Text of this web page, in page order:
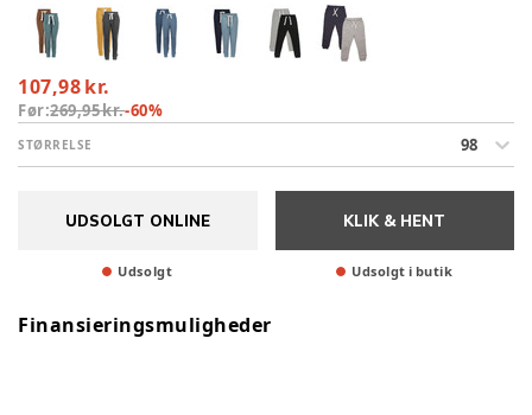
107,98 kr.
Før:269,95 kr.-60%
STØRRELSE 98
UDSOLGT ONLINE
Udsolgt
KLIK & HENT
Udsolgt i butik
Finansieringsmuligheder